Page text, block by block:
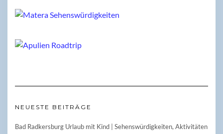
NEUESTE BEITRÄGE
Bad Radkersburg Urlaub mit Kind | Sehenswürdigkeiten, Aktivitäten